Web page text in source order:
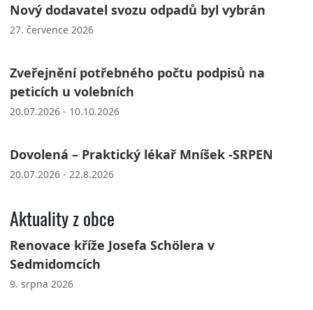
Nový dodavatel svozu odpadů byl vybrán
27. července 2026
Zveřejnění potřebného počtu podpisů na
peticích u volebních
20.07.2026 - 10.10.2026
Dovolená – Praktický lékař Mníšek -SRPEN
20.07.2026 - 22.8.2026
Aktuality z obce
Renovace kříže Josefa Schölera v
Sedmidomcích
9. srpna 2026